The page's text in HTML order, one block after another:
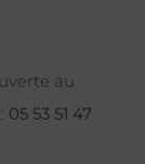
au
05 53 51 47